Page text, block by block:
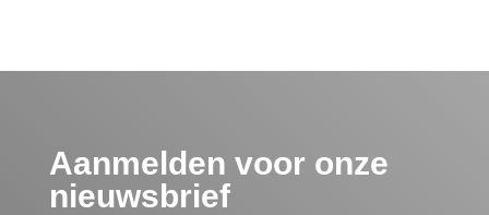
Aanmelden voor onze
nieuwsbrief